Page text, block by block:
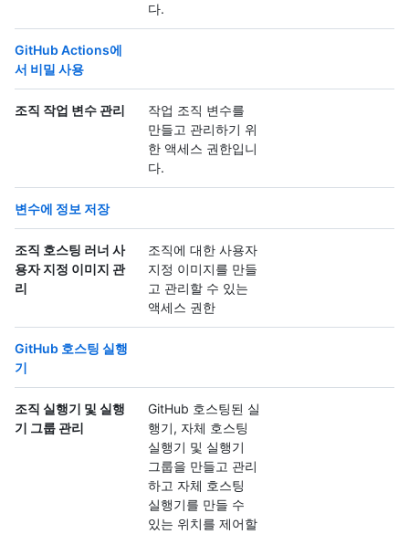
다.
GitHub Actions에
서 비밀 사용
조직 작업 변수 관리
작업 조직 변수를
만들고 관리하기 위
한 액세스 권한입니
다.
변수에 정보 저장
조직 호스팅 러너 사
용자 지정 이미지 관
리
조직에 대한 사용자
지정 이미지를 만들
고 관리할 수 있는
액세스 권한
GitHub 호스팅 실행
기
조직 실행기 및 실행
기 그룹 관리
GitHub 호스팅된 실
행기, 자체 호스팅
실행기 및 실행기
그룹을 만들고 관리
하고 자체 호스팅
실행기를 만들 수
있는 위치를 제어할